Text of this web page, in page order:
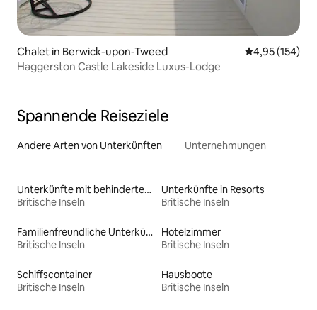
Chalet in Berwick-upon-Tweed
4,95 (154)
Haggerston Castle Lakeside Luxus-Lodge
Spannende Reiseziele
Andere Arten von Unterkünften Unternehmungen
Unterkünfte mit behindertengerechtem Bett
Britische Inseln
Unterkünfte in Resorts
Britische Inseln
Familienfreundliche Unterkünfte
Britische Inseln
Hotelzimmer
Britische Inseln
Schiffscontainer
Britische Inseln
Hausboote
Britische Inseln